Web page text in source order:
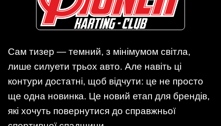
Сам тизер — темний, з мінімумом світла,
лише силуети трьох авто. Але навіть ці
контури достатні, щоб відчути: це не просто
ще одна новинка. Це новий етап для брендів,
які хочуть повернутися до справжньої